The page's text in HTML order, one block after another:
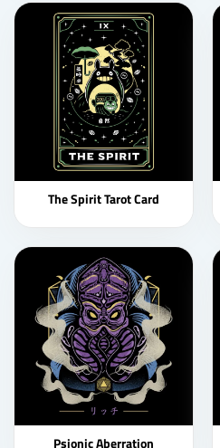
The Spirit Tarot Card
Psionic Aberration